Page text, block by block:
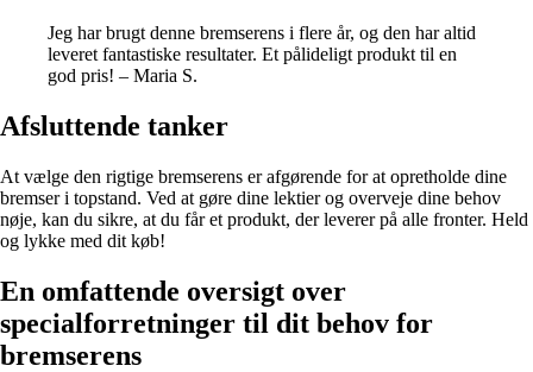
Jeg har brugt denne bremserens i flere år, og den har altid
leveret fantastiske resultater. Et pålideligt produkt til en
god pris! – Maria S.
Afsluttende tanker
At vælge den rigtige bremserens er afgørende for at opretholde dine
bremser i topstand. Ved at gøre dine lektier og overveje dine behov
nøje, kan du sikre, at du får et produkt, der leverer på alle fronter. Held
og lykke med dit køb!
En omfattende oversigt over
specialforretninger til dit behov for
bremserens